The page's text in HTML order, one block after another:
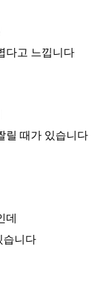
다고 느낍니다
릴 때가 있습니다
데
습니다